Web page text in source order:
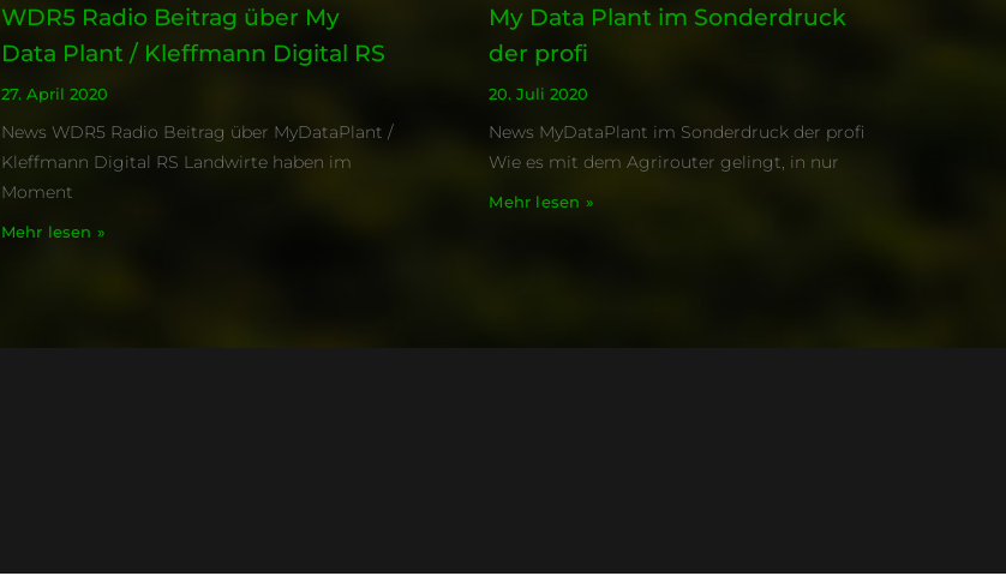
WDR5 Radio Beitrag über My
Data Plant / Kleffmann Digital RS
27. April 2020
News WDR5 Radio Beitrag über MyDataPlant /
Kleffmann Digital RS Landwirte haben im
Moment
Mehr lesen »
My Data Plant im Sonderdruck
der profi
20. Juli 2020
News MyDataPlant im Sonderdruck der profi
Wie es mit dem Agrirouter gelingt, in nur
Mehr lesen »